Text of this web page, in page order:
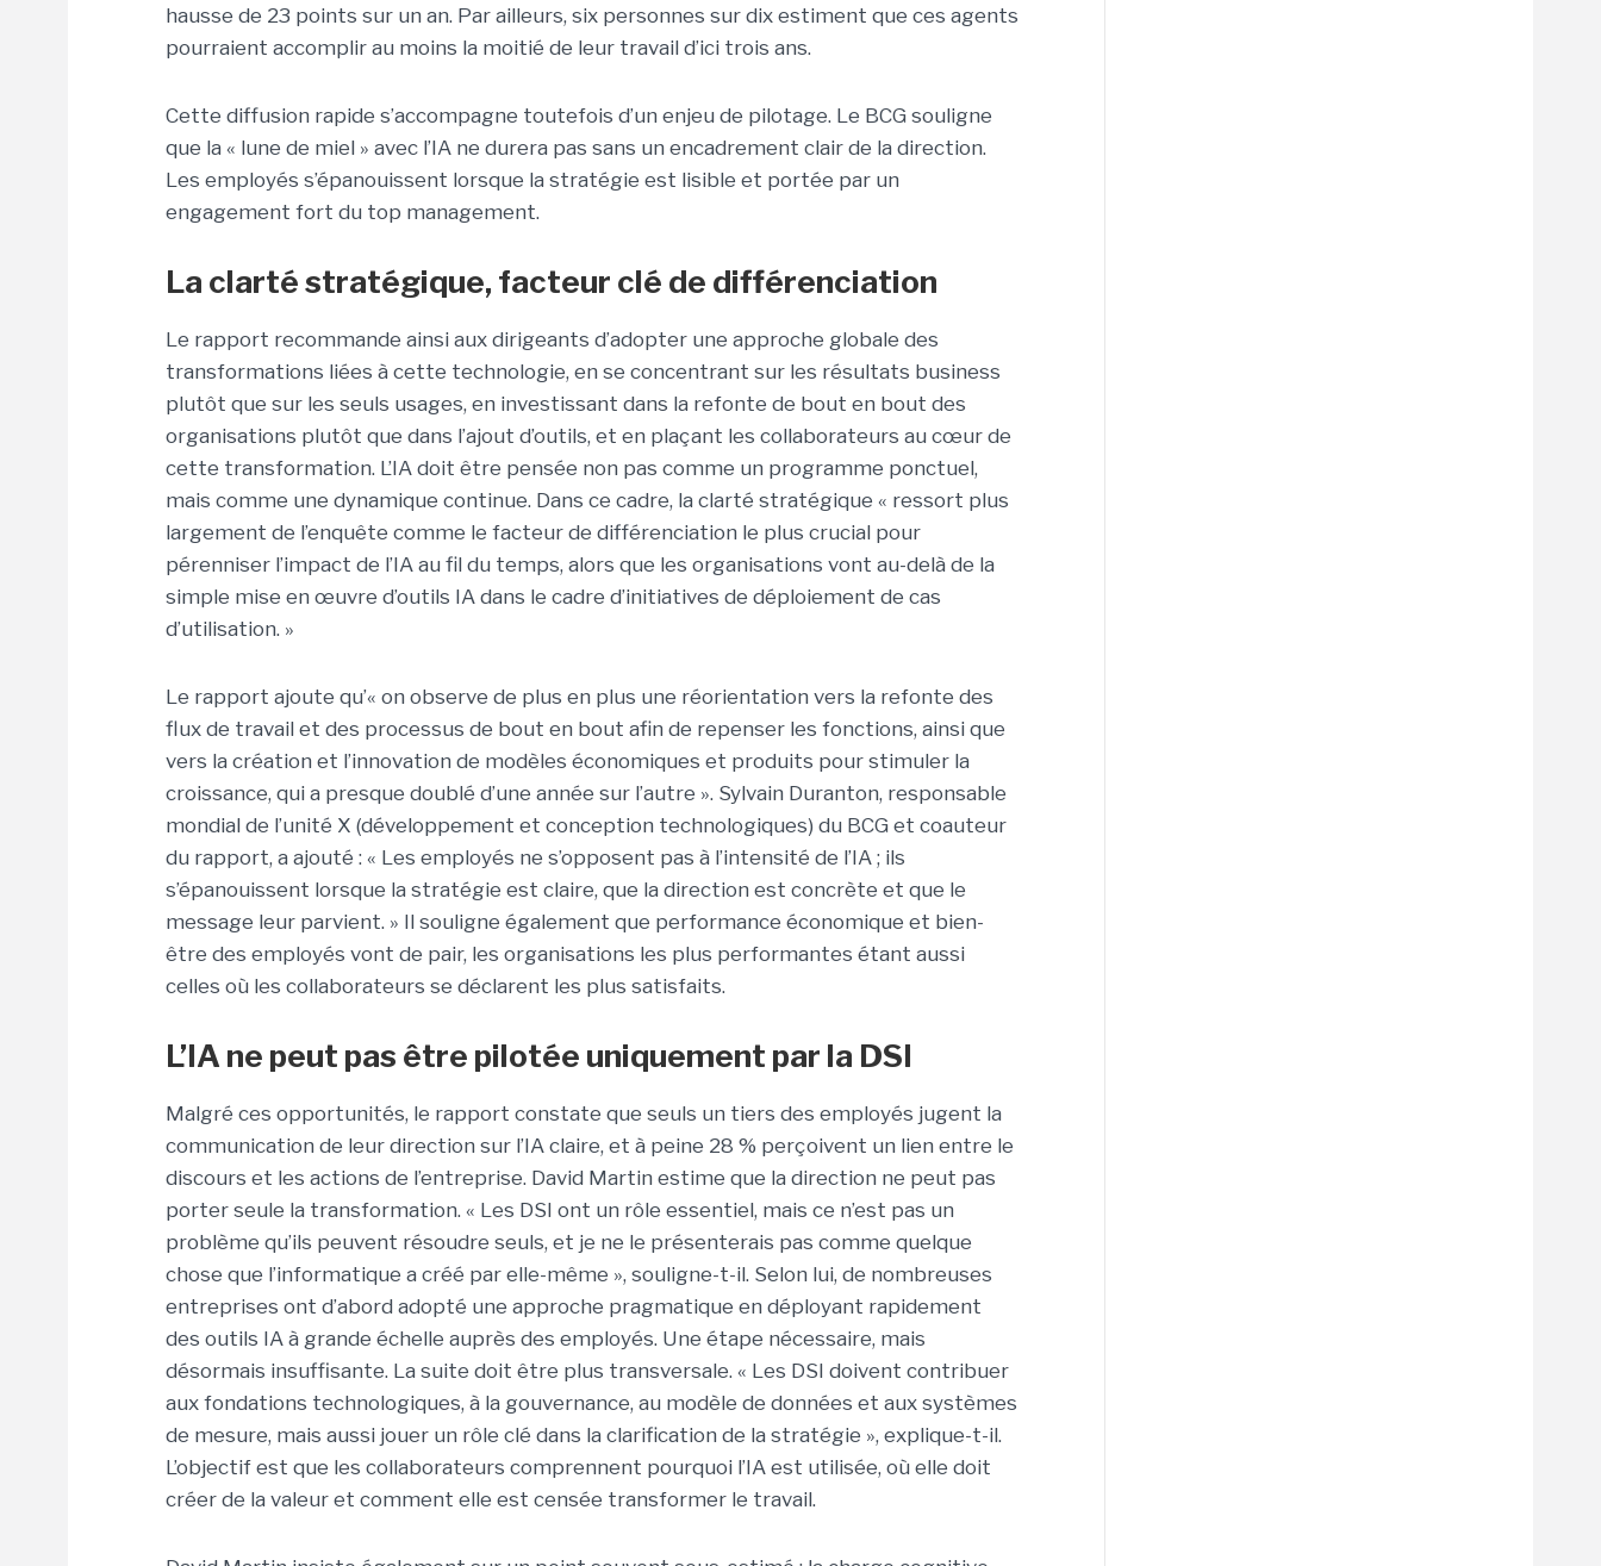
hausse de 23 points sur un an. Par ailleurs, six personnes sur dix estiment que ces agents
pourraient accomplir au moins la moitié de leur travail d’ici trois ans.
Cette diffusion rapide s’accompagne toutefois d’un enjeu de pilotage. Le BCG souligne
que la « lune de miel » avec l’IA ne durera pas sans un encadrement clair de la direction.
Les employés s’épanouissent lorsque la stratégie est lisible et portée par un
engagement fort du top management.
La clarté stratégique, facteur clé de différenciation
Le rapport recommande ainsi aux dirigeants d’adopter une approche globale des
transformations liées à cette technologie, en se concentrant sur les résultats business
plutôt que sur les seuls usages, en investissant dans la refonte de bout en bout des
organisations plutôt que dans l’ajout d’outils, et en plaçant les collaborateurs au cœur de
cette transformation. L’IA doit être pensée non pas comme un programme ponctuel,
mais comme une dynamique continue. Dans ce cadre, la clarté stratégique « ressort plus
largement de l’enquête comme le facteur de différenciation le plus crucial pour
pérenniser l’impact de l’IA au fil du temps, alors que les organisations vont au-delà de la
simple mise en œuvre d’outils IA dans le cadre d’initiatives de déploiement de cas
d’utilisation. »
Le rapport ajoute qu’« on observe de plus en plus une réorientation vers la refonte des
flux de travail et des processus de bout en bout afin de repenser les fonctions, ainsi que
vers la création et l’innovation de modèles économiques et produits pour stimuler la
croissance, qui a presque doublé d’une année sur l’autre ». Sylvain Duranton, responsable
mondial de l’unité X (développement et conception technologiques) du BCG et coauteur
du rapport, a ajouté : « Les employés ne s’opposent pas à l’intensité de l’IA ; ils
s’épanouissent lorsque la stratégie est claire, que la direction est concrète et que le
message leur parvient. » Il souligne également que performance économique et bien-
être des employés vont de pair, les organisations les plus performantes étant aussi
celles où les collaborateurs se déclarent les plus satisfaits.
L’IA ne peut pas être pilotée uniquement par la DSI
Malgré ces opportunités, le rapport constate que seuls un tiers des employés jugent la
communication de leur direction sur l’IA claire, et à peine 28 % perçoivent un lien entre le
discours et les actions de l’entreprise. David Martin estime que la direction ne peut pas
porter seule la transformation. « Les DSI ont un rôle essentiel, mais ce n’est pas un
problème qu’ils peuvent résoudre seuls, et je ne le présenterais pas comme quelque
chose que l’informatique a créé par elle-même », souligne-t-il. Selon lui, de nombreuses
entreprises ont d’abord adopté une approche pragmatique en déployant rapidement
des outils IA à grande échelle auprès des employés. Une étape nécessaire, mais
désormais insuffisante. La suite doit être plus transversale. « Les DSI doivent contribuer
aux fondations technologiques, à la gouvernance, au modèle de données et aux systèmes
de mesure, mais aussi jouer un rôle clé dans la clarification de la stratégie », explique-t-il.
L’objectif est que les collaborateurs comprennent pourquoi l’IA est utilisée, où elle doit
créer de la valeur et comment elle est censée transformer le travail.